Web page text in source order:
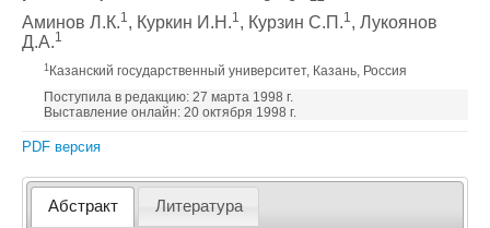
Аминов Л.К.1, Куркин И.Н.1, Курзин С.П.1, Лукоянов
Д.А.1
1 Казанский государственный университет, Казань, Россия
Поступила в редакцию: 27 марта 1998 г.
Выставление онлайн: 20 октября 1998 г.
PDF версия
Абстракт Литература